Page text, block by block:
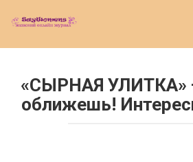
«СЫРНАЯ УЛИТКА»
оближешь!